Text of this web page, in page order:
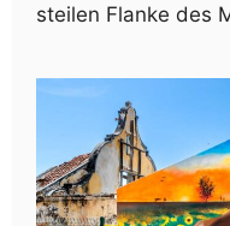
steilen Flanke des